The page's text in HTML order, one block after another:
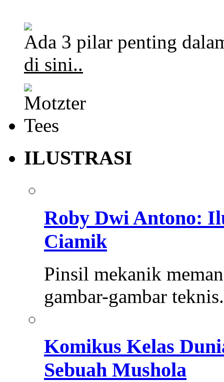
Ada 3 pilar penting
di sini..
ILUSTRASI
Roby Dwi Antono:
Ciamik
Pinsil mekanik
gambar-gambar
Komikus Kelas
Sebuah Mushola